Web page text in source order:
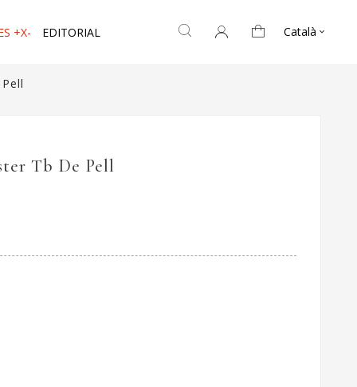
+X- EDITORIAL Català 
Tb De Pell